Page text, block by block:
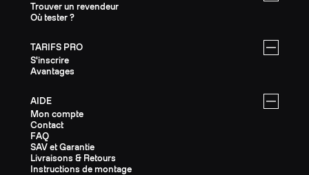
Trouver un revendeur
Où tester ?
TARIFS PRO
S'inscrire
Avantages
AIDE
Mon compte
Contact
FAQ
SAV et Garantie
Livraisons & Retours
Instructions de montage